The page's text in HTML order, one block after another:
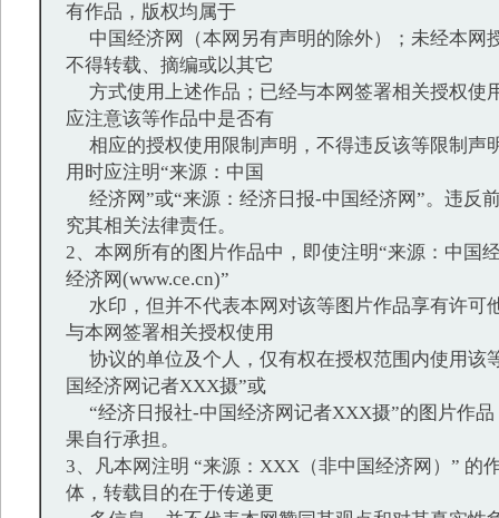
有作品，版权均属于
中国经济网（本网另有声明的除外）；未经本网
不得转载、摘编或以其它
方式使用上述作品；已经与本网签署相关授权使
应注意该等作品中是否有
相应的授权使用限制声明，不得违反该等限制声
用时应注明“来源：中国
经济网”或“来源：经济日报-中国经济网”。违反
究其相关法律责任。
2、本网所有的图片作品中，即使注明“来源：中国
经济网(www.ce.cn)”
水印，但并不代表本网对该等图片作品享有许可
与本网签署相关授权使用
协议的单位及个人，仅有权在授权范围内使用该
国经济网记者XXX摄”或
“经济日报社-中国经济网记者XXX摄”的图片作品
果自行承担。
3、凡本网注明 “来源：XXX（非中国经济网）” 的
体，转载目的在于传递更